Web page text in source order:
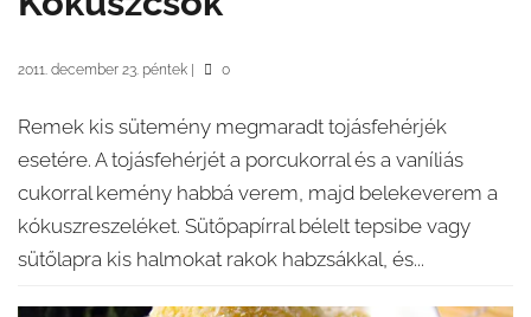
2011. december 23. péntek 0
Remek kis sütemény megmaradt tojásfehérjék
esetére. A tojásfehérjét a porcukorral és a vaníliás
cukorral kemény habbá verem, majd belekeverem a
kókuszreszeléket. Sütőpapírral bélelt tepsibe vagy
sütőlapra kis halmokat rakok habzsákkal, és...